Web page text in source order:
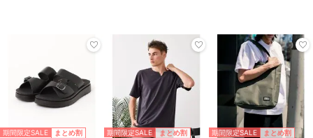
期間限定SALE まとめ割 期間限定SALE まとめ割 期間限定SALE まとめ割